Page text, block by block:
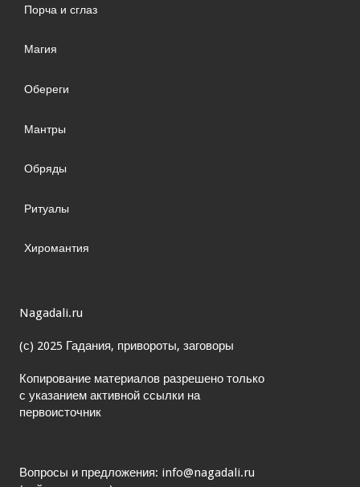
Порча и сглаз
Магия
Обереги
Мантры
Обряды
Ритуалы
Хиромантия
Nagadali.ru
(с) 2025 Гадания, привороты, заговоры
Копирование материалов разрешено только
с указанием активной ссылки на
первоисточник
Вопросы и предложения: info@nagadali.ru